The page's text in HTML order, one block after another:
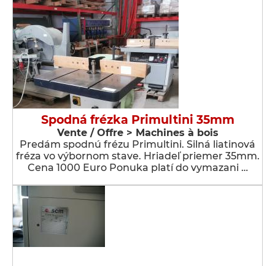
Spodná frézka Primultini 35mm
Vente / Offre > Machines à bois
Predám spodnú frézu Primultini. Silná liatinová
fréza vo výbornom stave. Hriadeľ priemer 35mm.
Cena 1000 Euro Ponuka platí do vymazani …